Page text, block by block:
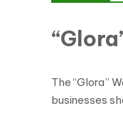
The “Glora”
businesses